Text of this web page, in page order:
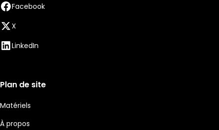
Facebook
X
LinkedIn
Plan de site
Matériels
À propos